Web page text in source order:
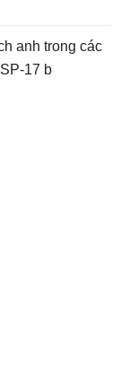
anh trong các
17 b